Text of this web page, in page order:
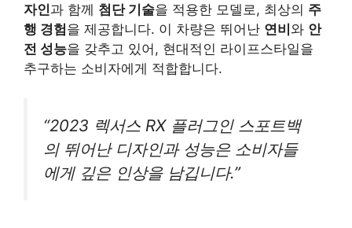
자인과 함께 첨단 기술을 적용한 모델로, 최상의 주
행 경험을 제공합니다. 이 차량은 뛰어난 연비와 안
전 성능을 갖추고 있어, 현대적인 라이프스타일을
추구하는 소비자에게 적합합니다.
“2023 렉서스 RX 플러그인 스포트백
의 뛰어난 디자인과 성능은 소비자들
에게 깊은 인상을 남깁니다.”